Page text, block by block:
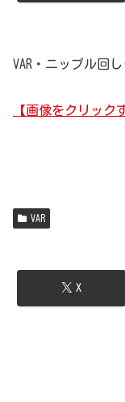
VAR・ニップル回
【画像をクリック
VAR
X